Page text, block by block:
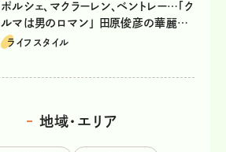
ポルシェ、マクラーレン、ベントレー…「ク
ルマは男のロマン」 田原俊彦の華麗な
る愛車遍歴
ライフスタイル
地域・エリア